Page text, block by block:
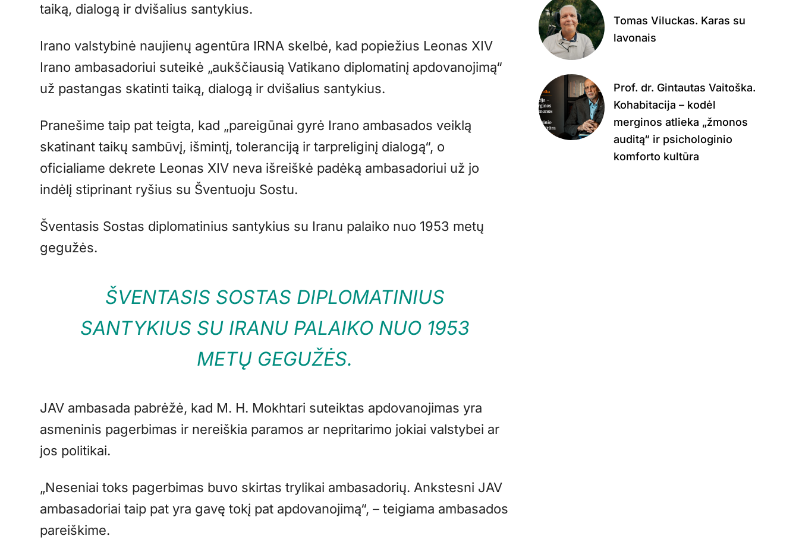
taiką, dialogą ir dvišalius santykius.
Irano valstybinė naujienų agentūra IRNA skelbė, kad popiežius Leonas XIV
Irano ambasadoriui suteikė „aukščiausią Vatikano diplomatinį apdovanojimą“
už pastangas skatinti taiką, dialogą ir dvišalius santykius.
Pranešime taip pat teigta, kad „pareigūnai gyrė Irano ambasados veiklą
skatinant taikų sambūvį, išmintį, toleranciją ir tarpreliginį dialogą“, o
oficialiame dekrete Leonas XIV neva išreiškė padėką ambasadoriui už jo
indėlį stiprinant ryšius su Šventuoju Sostu.
Šventasis Sostas diplomatinius santykius su Iranu palaiko nuo 1953 metų
gegužės.
ŠVENTASIS SOSTAS DIPLOMATINIUS
SANTYKIUS SU IRANU PALAIKO NUO 1953
METŲ GEGUŽĖS.
JAV ambasada pabrėžė, kad M. H. Mokhtari suteiktas apdovanojimas yra
asmeninis pagerbimas ir nereiškia paramos ar nepritarimo jokiai valstybei ar
jos politikai.
„Neseniai toks pagerbimas buvo skirtas trylikai ambasadorių. Ankstesni JAV
ambasadoriai taip pat yra gavę tokį pat apdovanojimą“, – teigiama ambasados
pareiškime.
Tomas Viluckas. Karas su
lavonais
Prof. dr. Gintautas Vaitoška.
Kohabitacija – kodėl
merginos atlieka „žmonos
auditą“ ir psichologinio
komforto kultūra